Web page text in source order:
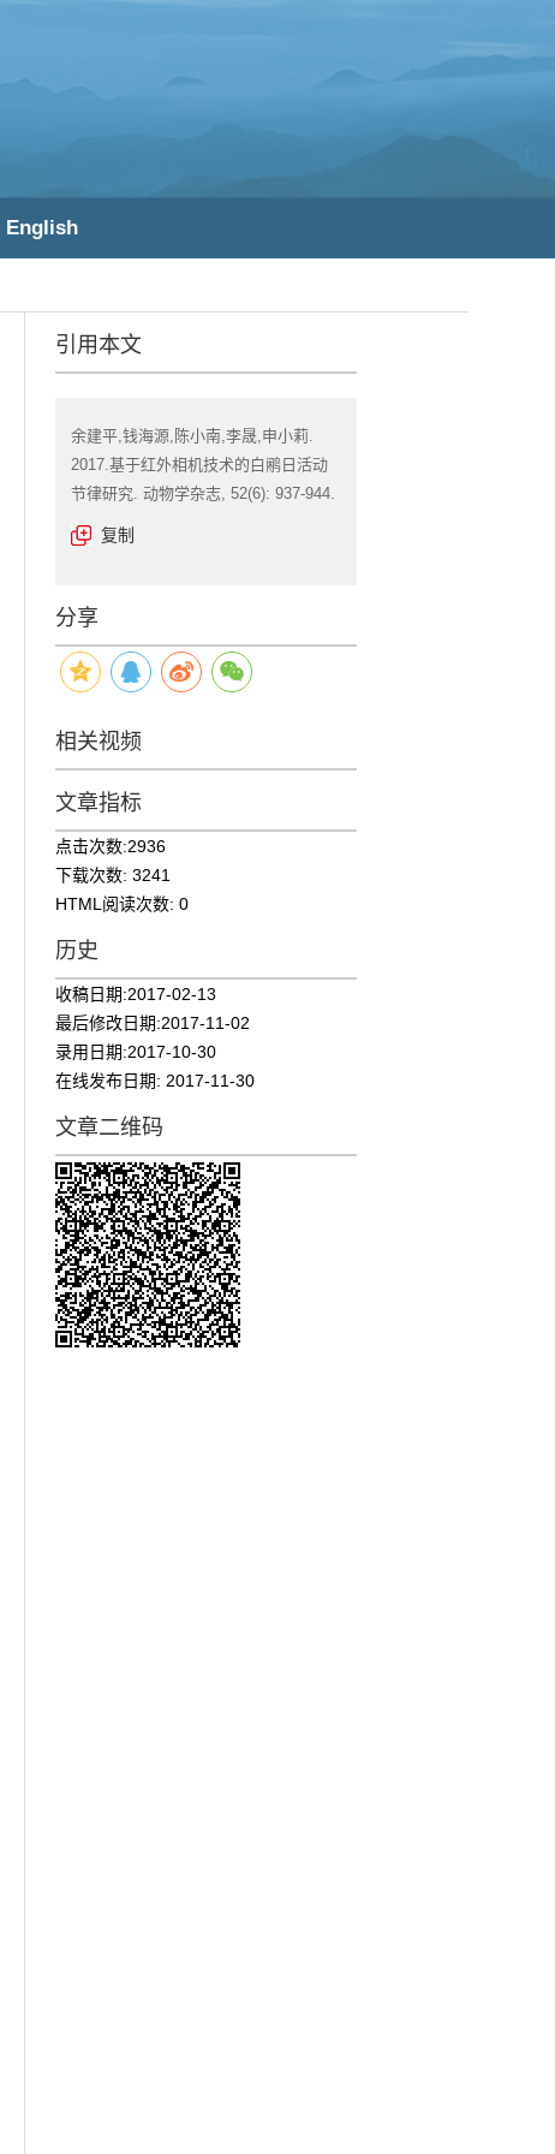
English
引用本文
余建平,钱海源,陈小南,李晟,申小莉.
2017.基于红外相机技术的白鹇日活动
节律研究. 动物学杂志, 52(6): 937-944.
复制
分享
相关视频
文章指标
点击次数:2936
下载次数: 3241
HTML阅读次数: 0
历史
收稿日期:2017-02-13
最后修改日期:2017-11-02
录用日期:2017-10-30
在线发布日期: 2017-11-30
文章二维码